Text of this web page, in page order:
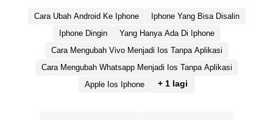
yang paling populer terlebih dahulu. Ingin lebih banyak
pilihan? Jelajahi kategori lainnya untuk menemukan cara
Cara Ubah Android Ke Iphone
Iphone Yang Bisa Disalin
Iphone Dingin
Yang Hanya Ada Di Iphone
Cara Mengubah Vivo Menjadi Ios Tanpa Aplikasi
Cara Mengubah Whatsapp Menjadi Ios Tanpa Aplikasi
Apple Ios Iphone
+ 1 lagi